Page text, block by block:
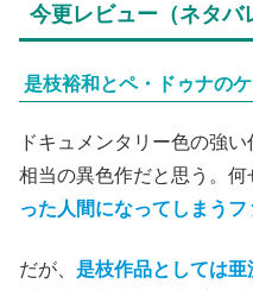
今更レビュー（ネタバ
是枝裕和とペ・ドゥナの
ドキュメンタリー色の強い
相当の異色作だと思う。何
った人間になってしまうフ
だが、 是枝作品としては亜